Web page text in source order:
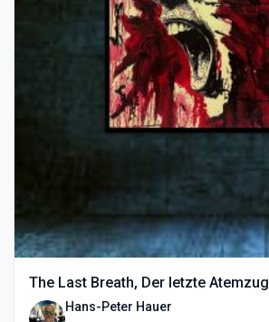
The Last Breath, Der letzte Atemzug
Hans-Peter Hauer